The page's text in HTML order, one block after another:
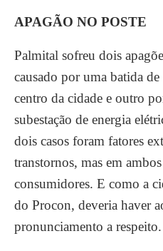
APAGÃO NO POSTE
Palmital sofreu dois
causado por uma batida
centro da cidade e outro
subestação de energia
dois casos foram fatores
transtornos, mas em
consumidores. E como a
do Procon, deveria haver
pronunciamento a respeito.